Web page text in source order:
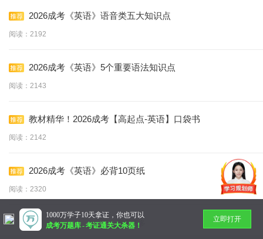
2026成考《英语》语音类五大知识点
阅读：2192
2026成考《英语》5个重要语法知识点
阅读：2143
教材精华！2026成考【高起点-英语】口袋书
阅读：2142
2026成考《英语》必背10页纸
阅读：2320
暂无更多
1000万学子10天拿证，你也可以
成考万题库-考证通关大杀器！
立即打开